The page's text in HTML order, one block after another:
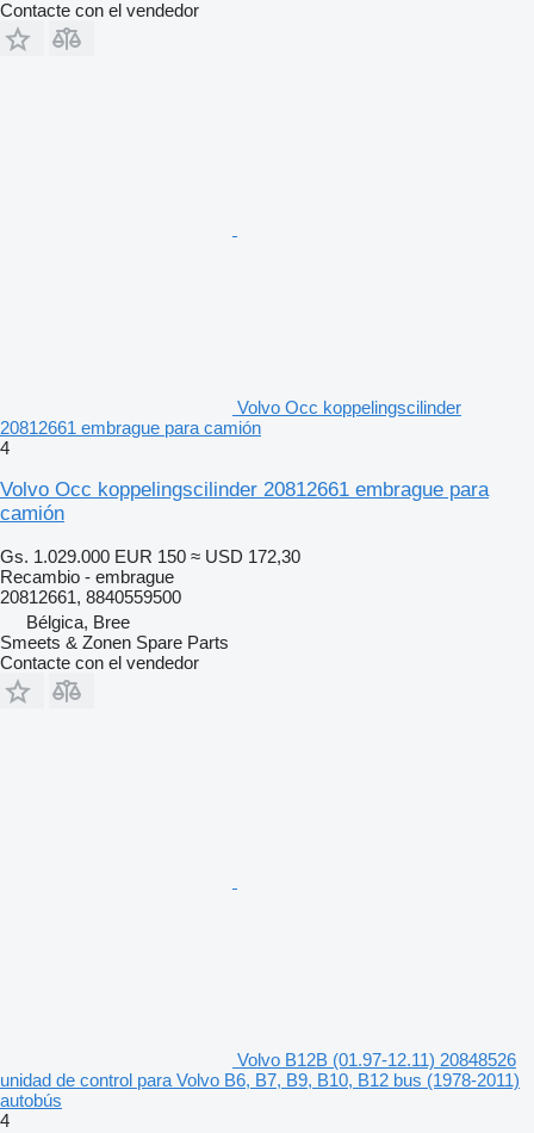
Contacte con el vendedor
Volvo Occ koppelingscilinder
20812661 embrague para camión
4
Volvo Occ koppelingscilinder 20812661 embrague para
camión
Gs. 1.029.000 EUR 150 ≈ USD 172,30
Recambio - embrague
20812661, 8840559500
Bélgica, Bree
Smeets & Zonen Spare Parts
Contacte con el vendedor
Volvo B12B (01.97-12.11) 20848526
unidad de control para Volvo B6, B7, B9, B10, B12 bus (1978-2011)
autobús
4